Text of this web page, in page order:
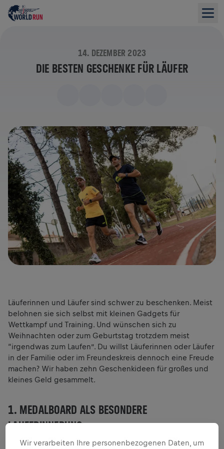
14. DEZEMBER 2023
DIE BESTEN GESCHENKE FÜR LÄUFER
Läuferinnen und Läufer sind schwer zu beschenken. Meist
belohnen sie sich selbst mit kleinen Gadgets für
Wettkampf und Training. Und wünschen sich zu
Weihnachten oder zum Geburtstag trotzdem meist
“irgendwas zum Laufen”. Du willst Läuferinnen oder Läufer
in der Familie oder im Freundeskreis dennoch eine Freude
machen? Wir haben zehn Geschenkideen für großes und
kleines Geld gesammelt.
1. MEDALBOARD ALS BESONDERE
LAUFERINNERUNG
Wir verarbeiten Ihre personenbezogenen Daten, um